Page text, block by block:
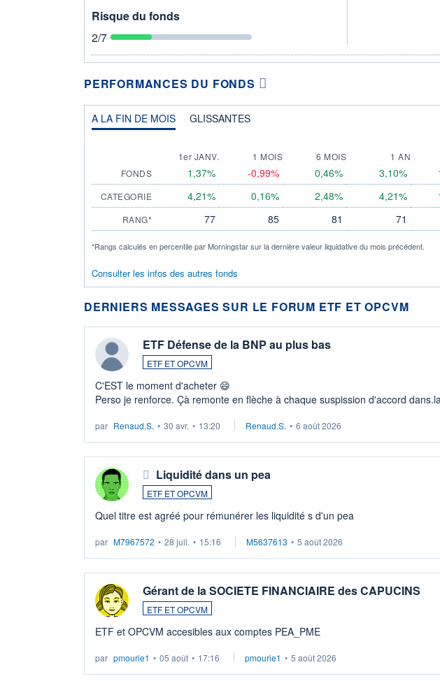
Risque du fonds
2/7
PERFORMANCES DU FONDS
A LA FIN DE MOIS GLISSANTES
1er JANV. 1 MOIS 6 MOIS 1 AN
FONDS
1,37% -0,99% 0,46% 3,10%
CATEGORIE 4,21% 0,16% 2,48% 4,21%
RANG* 77 85 81 71
*Rangs calculés en percentile par Morningstar sur la dernière valeur liquidative du mois précédent.
Consulter les infos des autres fonds
DERNIERS MESSAGES SUR LE FORUM ETF ET OPCVM
ETF Défense de la BNP au plus bas
ETF ET OPCVM
C'EST le moment d'acheter 😄​
Perso je renforce. Çà remonte en flèche à chaque suspission d'accord
par Renaud.S. • 30 avr. • 13:20 Renaud.S. • 6 août 2026
Liquidité dans un pea
ETF ET OPCVM
Quel titre est agréé pour rémunérer les liquidité s d'un pea
par M7967572 • 28 juil. • 15:16 M5637613 • 5 août 2026
Gérant de la SOCIETE FINANCIAIRE des CAPUCINS
ETF ET OPCVM
ETF et OPCVM accesibles aux comptes PEA_PME
par pmourie1 • 05 août • 17:16 pmourie1 • 5 août 2026